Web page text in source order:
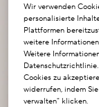
Wir verwenden
personalisierte
Plattformen
weitere
Weitere
Cookies zu
widerrufen, indem
verwalten" klicken.